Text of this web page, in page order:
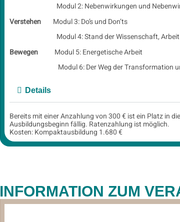
Modul 2: Nebenwirkungen und
Verstehen Modul 3: Do’s und Don’ts
Modul 4: Stand der Wissenschaft, Arbeit
Bewegen Modul 5: Energetische Arbeit
Modul 6: Der Weg der Transformation
Details
Bereits mit einer Anzahlung von 300 € ist ein Platz in
Ausbildungsbeginn fällig. Ratenzahlung ist möglich.
Kosten: Kompaktausbildung 1.680 €
INFORMATION ZUM